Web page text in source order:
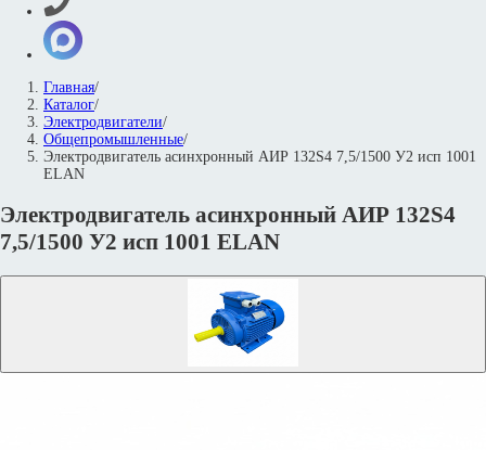
Главная/
Каталог/
Электродвигатели/
Общепромышленные/
Электродвигатель асинхронный АИР 132S4 7,5/1500 У2 исп 1001
ELAN
Электродвигатель асинхронный АИР 132S4
7,5/1500 У2 исп 1001 ELAN